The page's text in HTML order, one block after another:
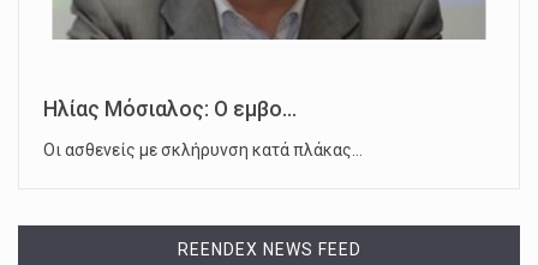
Ηλίας Μόσιαλος: Ο εμβο...
Οι ασθενείς με σκλήρυνση κατά πλάκας…
REENDEX NEWS FEED